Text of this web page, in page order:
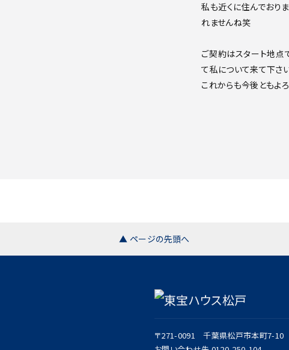
私も近くに住んでおり
れませんね笑
ご契約はスタート地点
て私について来て下さ
これからも今後ともよ
▲ ページの先頭へ
〒271-0091 千葉県松戸市本町7-10